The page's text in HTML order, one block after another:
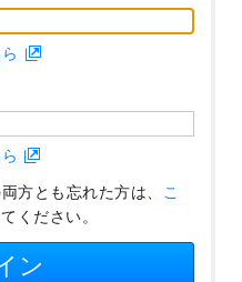
方とも忘れた方は、 こ
ください。
ン